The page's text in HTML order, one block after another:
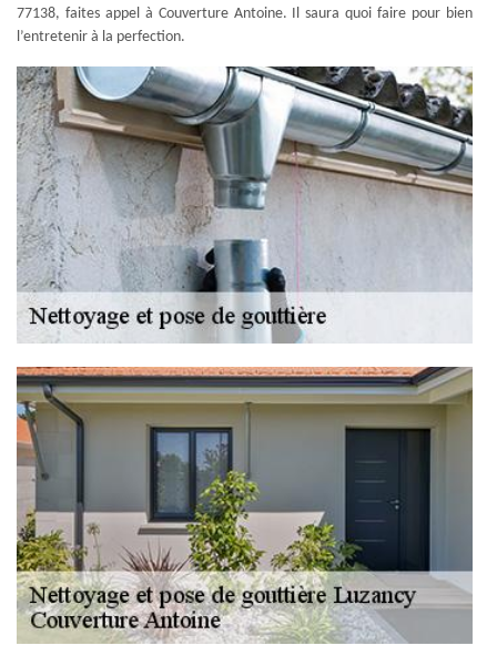
77138, faites appel à Couverture Antoine. Il saura quoi faire pour bien
l’entretenir à la perfection.